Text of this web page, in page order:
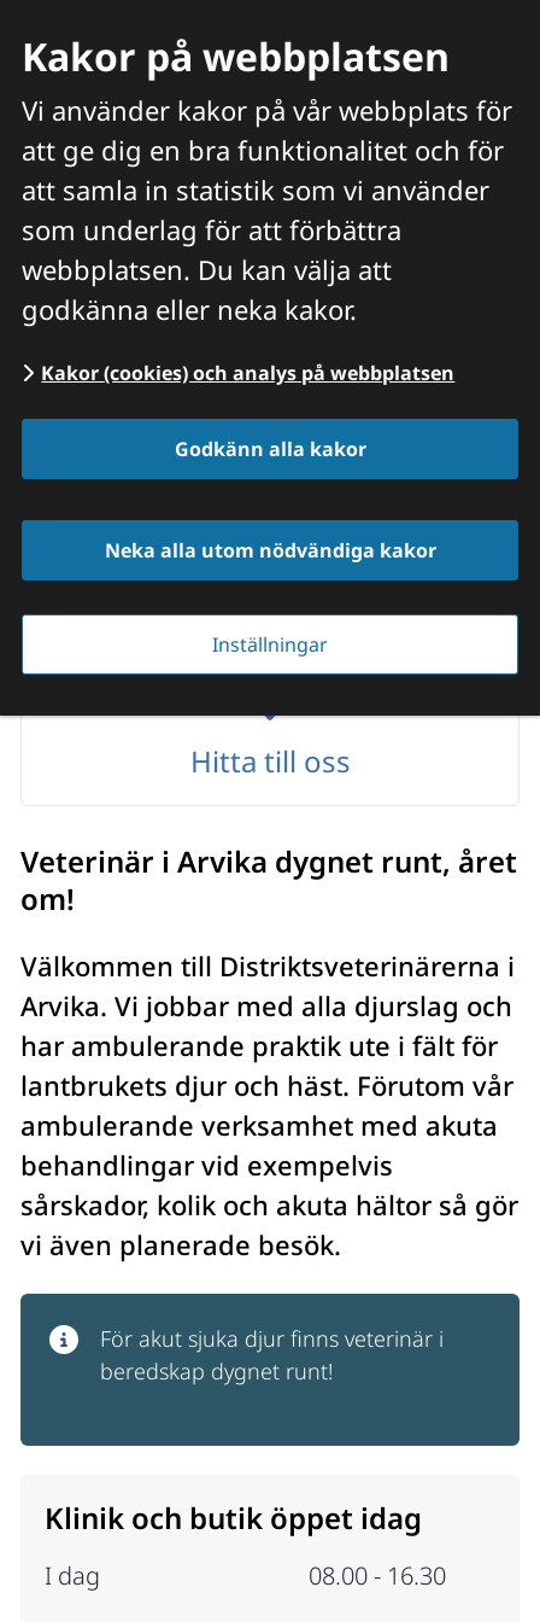
Kakor på webbplatsen
Vi använder kakor på vår webbplats för
att ge dig en bra funktionalitet och för
att samla in statistik som vi använder
som underlag för att förbättra
webbplatsen. Du kan välja att
godkänna eller neka kakor.
Kakor (cookies) och analys på webbplatsen
Godkänn alla kakor
Neka alla utom nödvändiga kakor
Inställningar
Meny Hitta veterinär Sök
Start / Hitta veterinär / Värmlands län
Distrikts­veterinär­erna
Mötterudsvägen 4, 671 34 Arvika
010-122 87 00
Hitta till oss
Veterinär i Arvika dygnet runt, året
om!
Välkommen till Distriktsveterinärerna i
Arvika. Vi jobbar med alla djurslag och
har ambulerande praktik ute i fält för
lantbrukets djur och häst. Förutom vår
ambulerande verksamhet med akuta
behandlingar vid exempelvis
sårskador, kolik och akuta hältor så gör
vi även planerade besök.
För akut sjuka djur finns veterinär i
beredskap dygnet runt!
Klinik och butik öppet idag
I dag 08.00 - 16.30